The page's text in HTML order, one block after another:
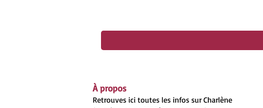
À propos
Retrouves ici toutes les infos sur Charlène